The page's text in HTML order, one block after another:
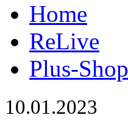
Home
ReLive
Plus-Shop
10.01.2023